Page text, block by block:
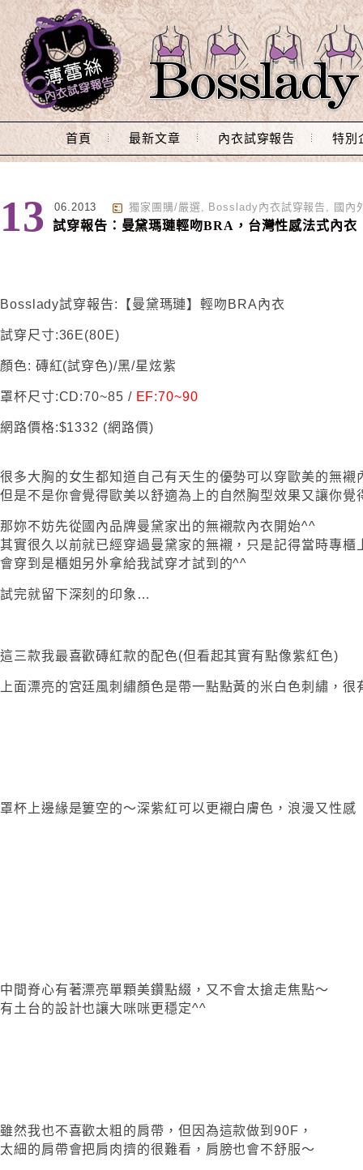
Main Menu
首頁 最新文章 內衣試穿報告 特別
13 06.2013 獨家團購/嚴選, Bosslady內衣試穿報告 , 國內
試穿報告：曼黛瑪璉輕吻BRA，台灣性感法式內衣
Bosslady試穿報告:【曼黛瑪璉】輕吻BRA內衣
試穿尺寸:36E(80E)
顏色: 磚紅(試穿色)/黑/星炫紫
罩杯尺寸:CD:70~85 /EF:70~90
網路價格:$1332 (網路價)
很多大胸的女生都知道自己有天生的優勢可以穿歐美的無襯
但是不是你會覺得歐美以舒適為上的自然胸型效果又讓你覺
那妳不妨先從國內品牌曼黛家出的無襯款內衣開始^^
其實很久以前就已經穿過曼黛家的無襯，只是記得當時專櫃
會穿到是櫃姐另外拿給我試穿才試到的^^
試完就留下深刻的印象…
這三款我最喜歡磚紅款的配色(但看起其實有點像紫紅色)
上面漂亮的宮廷風刺繡顏色是帶一點點黃的米白色刺繡，很
罩杯上邊緣是簍空的～深紫紅可以更襯白膚色，浪漫又性感
中間脊心有著漂亮單顆美鑽點綴，又不會太搶走焦點～
有土台的設計也讓大咪咪更穩定^^
雖然我也不喜歡太粗的肩帶，但因為這款做到90F，
太細的肩帶會把肩肉擠的很難看，肩膀也會不舒服～